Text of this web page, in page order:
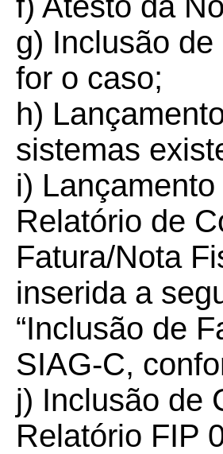
g) Inclusão
for o caso;
h)
sistemas
i)
Relatório de
Fatura/Nota
inserida a
“Inclusão de
SIAG-C,
j) Inclusão de
Relatório FIP